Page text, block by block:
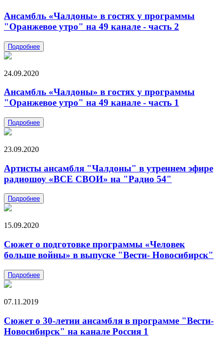
Ансамбль «Чалдоны» в гостях у программы
"Оранжевое утро" на 49 канале - часть 2
Подробнее
24.09.2020
Ансамбль «Чалдоны» в гостях у программы
"Оранжевое утро" на 49 канале - часть 1
Подробнее
23.09.2020
Артисты ансамбля "Чалдоны" в утреннем эфире
радиошоу «ВСЕ СВОИ» на "Радио 54"
Подробнее
15.09.2020
Сюжет о подготовке программы «Человек
больше войны» в выпуске "Вести- Новосибирск"
Подробнее
07.11.2019
Сюжет о 30-летии ансамбля в программе "Вести-
Новосибирск" на канале Россия 1